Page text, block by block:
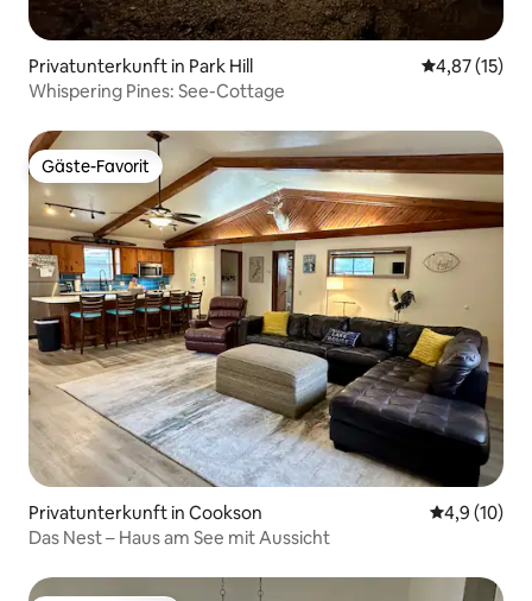
Privatunterkunft in Park Hill
4,87 (15)
Whispering Pines: See-Cottage
Gäste-Favorit
Gäste-Favorit
Privatunterkunft in Cookson
4,9 (10)
Das Nest – Haus am See mit Aussicht